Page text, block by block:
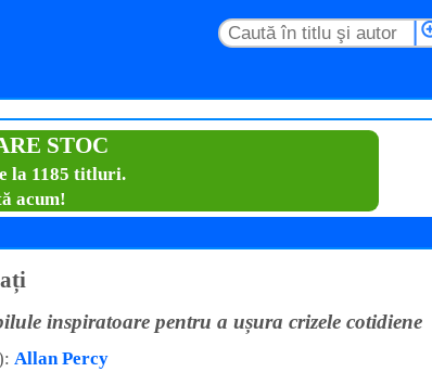
STOC
la 1185 titluri.
acum!
inspiratoare pentru a ușura crizele cotidiene
Allan Percy